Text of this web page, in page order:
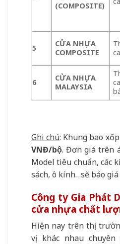
(COMPOSITE)
5
CỬA NHỰA
COMPOSITE
6
CỬA NHỰA
MALAYSIA
Ghi chú: Khung bao
VNĐ/bộ. Đơn giá trên
Model tiêu chuẩn, các
sách, ô kính…sẽ báo giá
Công ty Gia Phát
cửa nhựa chất
Hiện nay trên thị
vị khác nhau chuyên